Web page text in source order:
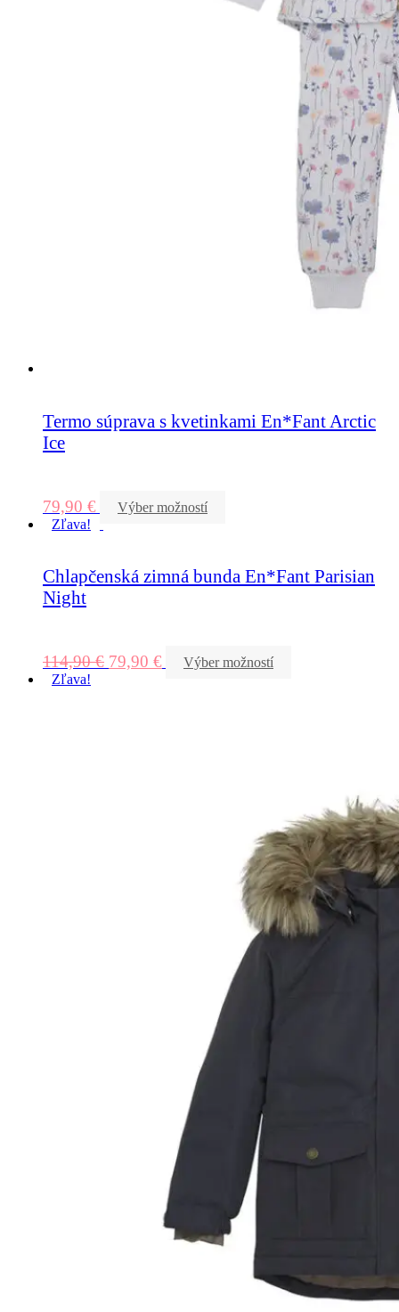
Termo súprava s kvetinkami En*Fant Arctic
Ice
79,90 €
Výber možností
Zľava!
Chlapčenská zimná bunda En*Fant Parisian
Night
114,90€ 79,90 €
Výber možností
Zľava!